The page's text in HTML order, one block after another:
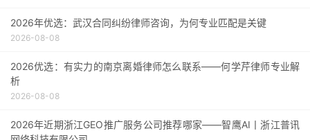
2026年优选：武汉合同纠纷律师咨询，为何专业匹配是关键
2026-08-08
2026优选：有实力的南京离婚律师怎么联系——何学芹律师专业解
析
2026-08-08
2026年近期浙江GEO推广服务公司推荐哪家——智鹰AI丨浙江普讯